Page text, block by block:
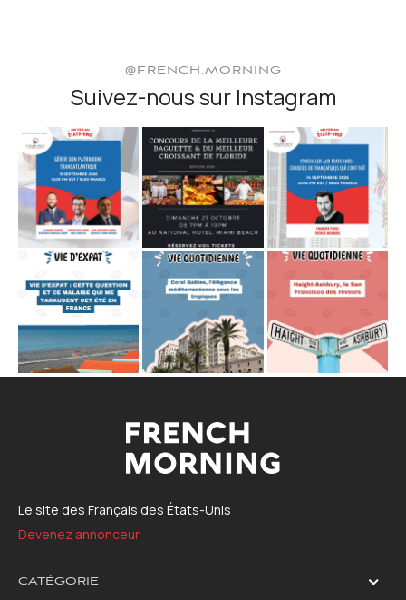
@FRENCH.MORNING
Suivez-nous sur Instagram
Le site des Français des États-Unis
Devenez annonceur
CATÉGORIE